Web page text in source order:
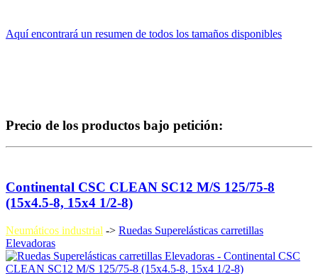
Aquí encontrará un resumen de todos los tamaños disponibles
Precio de los productos bajo petición:
Continental CSC CLEAN SC12 M/S 125/75-8
(15x4.5-8, 15x4 1/2-8)
Neumáticos industrial -> Ruedas Superelásticas carretillas
Elevadoras